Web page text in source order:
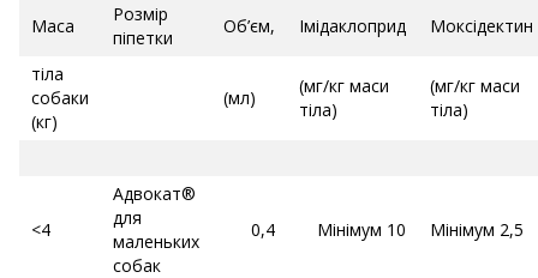
Маса
Розмір
піпетки
Об’єм, Імідаклоприд Моксідектин
тіла
собаки
(кг)
(мл)
(мг/кг маси
тіла)
(мг/кг маси
тіла)
<4
Адвокат®
для
маленьких
собак
0,4 Мінімум 10 Мінімум 2,5